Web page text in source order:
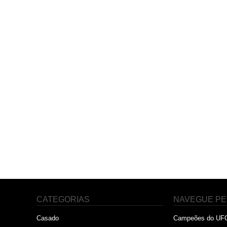
CATEGORIAS
Casado
NAVEGUE
Campeões do